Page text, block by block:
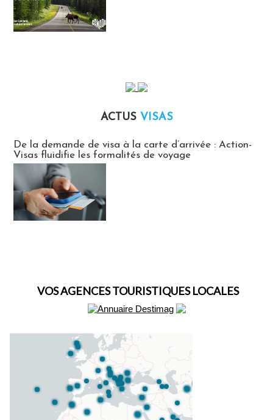
ACTUS VISAS
De la demande de visa à la carte d’arrivée : Action-
Visas fluidifie les formalités de voyage
VOS AGENCES TOURISTIQUES LOCALES